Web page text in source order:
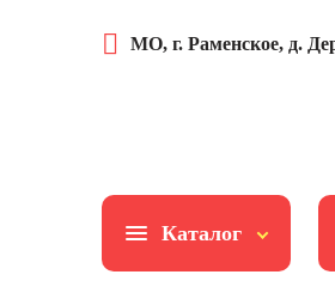
МО, г. Раменское, д.
Каталог